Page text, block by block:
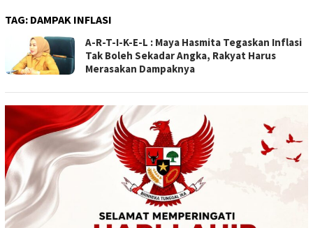
TAG: DAMPAK INFLASI
A-R-T-I-K-E-L : Maya Hasmita Tegaskan Inflasi
Tak Boleh Sekadar Angka, Rakyat Harus
Merasakan Dampaknya